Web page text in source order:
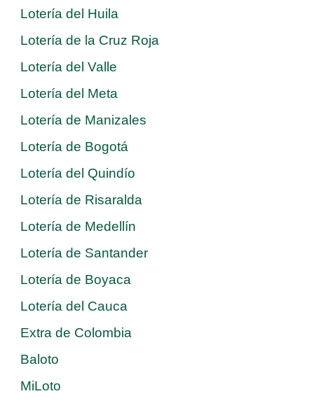
Lotería del Huila
Lotería de la Cruz Roja
Lotería del Valle
Lotería del Meta
Lotería de Manizales
Lotería de Bogotá
Lotería del Quindío
Lotería de Risaralda
Lotería de Medellín
Lotería de Santander
Lotería de Boyaca
Lotería del Cauca
Extra de Colombia
Baloto
MiLoto